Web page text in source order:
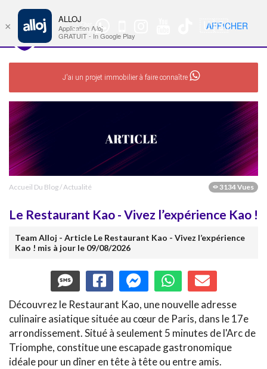
WhatsApp
🇺🇸 Nav
J'ai un projet immobilier à faire connaître
Accueil Du Blog/Actualité 3134 Vues
Le Restaurant Kao - Vivez l’expérience Kao !
Team Alloj - Article Le Restaurant Kao - Vivez l’expérience
Kao ! mis à jour le 09/08/2026
Découvrez le Restaurant Kao, une nouvelle adresse
culinaire asiatique située au cœur de Paris, dans le 17e
arrondissement. Situé à seulement 5 minutes de l'Arc de
Triomphe, constitue une escapade gastronomique
idéale pour un dîner en tête à tête ou entre amis.
×
ALLOJ
Application Alloj
GRATUIT - In Google Play
AFFICHER